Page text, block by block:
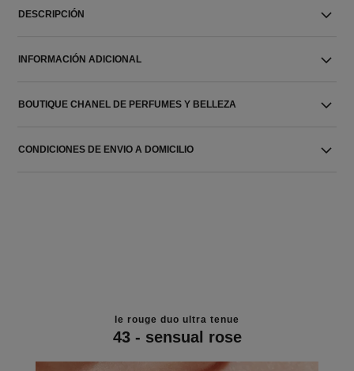
DESCRIPCIÓN
INFORMACIÓN ADICIONAL
BOUTIQUE CHANEL DE PERFUMES Y BELLEZA
CONDICIONES DE ENVIO A DOMICILIO
le rouge duo ultra tenue
43 - sensual rose